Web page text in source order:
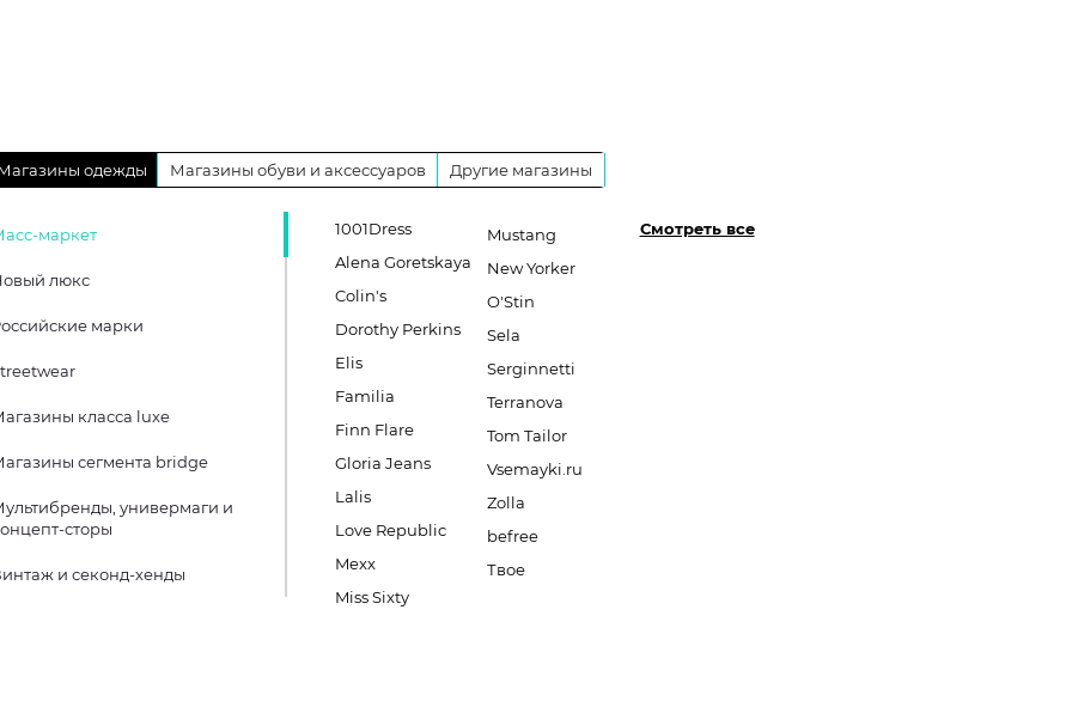
одежды Магазины обуви и аксессуаров Другие магазины
маркет
люкс
марки
класса luxe
сегмента bridge
универмаги и
сторы
и секонд-хенды
1001Dress
Alena Goretskaya
Colin's
Dorothy Perkins
Elis
Familia
Finn Flare
Gloria Jeans
Lalis
Love Republic
Mexx
Miss Sixty
Mustang
New Yorker
O'Stin
Sela
Serginnetti
Terranova
Tom Tailor
Vsemayki.ru
Zolla
befree
Твое
Смотреть все